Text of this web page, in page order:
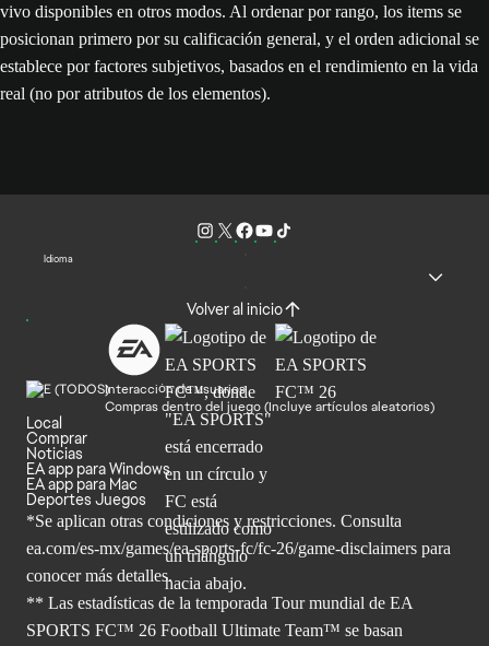
vivo disponibles en otros modos. Al ordenar por rango, los items se
posicionan primero por su calificación general, y el orden adicional se
establece por factores subjetivos, basados en el rendimiento en la vida
real (no por atributos de los elementos).
Idioma
Volver al inicio
Interacción de usuarios
Compras dentro del juego (Incluye artículos aleatorios)
Local
Comprar
Noticias
EA app para Windows
EA app para Mac
Deportes Juegos
*Se aplican otras condiciones y restricciones. Consulta
ea.com/es-mx/games/ea-sports-fc/fc-26/game-disclaimers para
conocer más detalles.
** Las estadísticas de la temporada Tour mundial de EA
SPORTS FC™ 26 Football Ultimate Team™ se basan